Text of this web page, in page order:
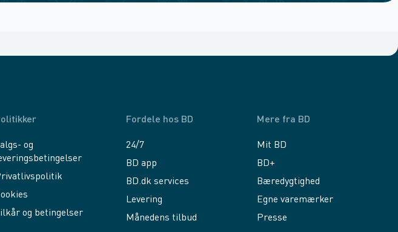
og
og betingelser
Fordele hos BD
24/7
BD app
BD.dk services
Levering
Månedens tilbud
Mere fra BD
Mit BD
BD+
Bæredygtighed
Egne varemærker
Presse